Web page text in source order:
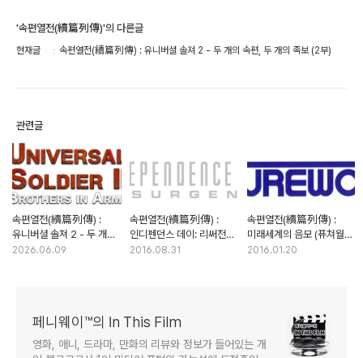
'속편열전(續篇列傳)'의 다른글
현재글 속편열전(續篇列傳) : 유니버셜 솔져 2 - 두 개의 속편, 두 개의 족보 (2부)
관련글
속편열전(續篇列傳) :
유니버셜 솔져 2 - 두 개의
속편, 두 개의 족보 (1부)
2026.06.09
속편열전(續篇列傳) :
인디펜던스 데이: 리써전스
- 안일한 자기복제의 함정
2016.08.31
속편열전(續篇列傳) :
미래세계의 음모 (퓨쳐월드)
- 공포로 다가온 문명의
2016.01.20
페니웨이™의 In This Film
영화, 애니, 드라마, 만화의 리뷰와 정보가 들어있는 개